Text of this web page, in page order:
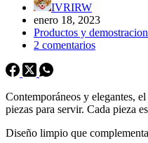
IVRIRW
enero 18, 2023
Productos y
2 comentarios
Contemporáneos y elegantes,
piezas para servir. Cada pieza
Diseño limpio que